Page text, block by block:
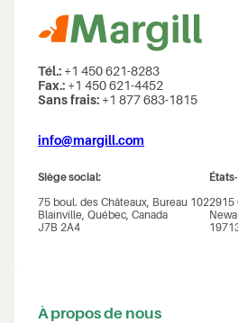
Tél.: +1 450 621-8283
Fax.: +1 450 621-4452
Sans frais: +1 877 683-1815
info@margill.com
Siège social:
75 boul. des Châteaux, Bureau 102
Blainville, Québec, Canada
J7B 2A4
2915
À propos de nous